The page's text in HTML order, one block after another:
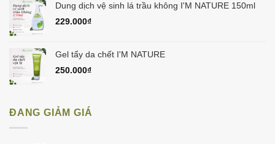
Dung dịch vệ sinh lá trầu không I'M NATURE 150ml
229.000₫
Gel tẩy da chết I'M NATURE
250.000₫
ĐANG GIẢM GIÁ